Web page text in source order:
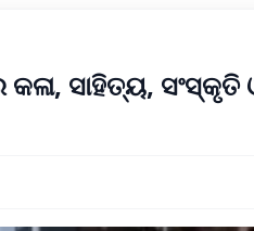
ସାହିତ୍ୟ,